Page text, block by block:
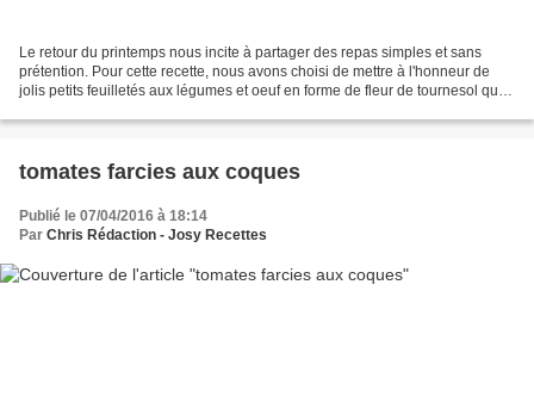
Le retour du printemps nous incite à partager des repas simples et sans
prétention. Pour cette recette, nous avons choisi de mettre à l'honneur de
jolis petits feuilletés aux légumes et oeuf en forme de fleur de tournesol qui
tomates farcies aux coques
Publié le 07/04/2016 à 18:14
Par Chris Rédaction - Josy Recettes